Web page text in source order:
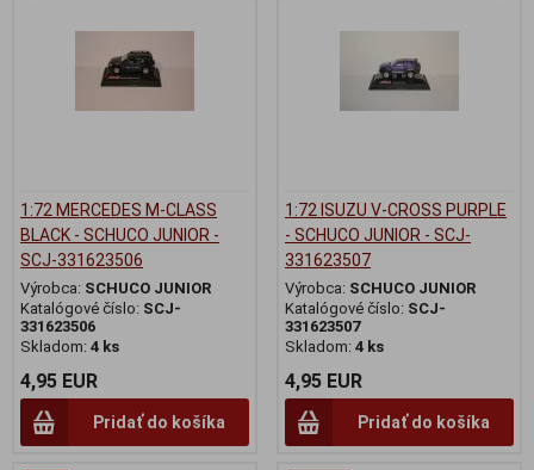
1:72 MERCEDES M-CLASS
BLACK - SCHUCO JUNIOR -
SCJ-331623506
Výrobca: SCHUCO JUNIOR
Katalógové číslo: SCJ-
331623506
Skladom: 4 ks
4,95 EUR
Pridať do košíka
1:72 ISUZU V-CROSS PURPLE
- SCHUCO JUNIOR - SCJ-
331623507
Výrobca: SCHUCO JUNIOR
Katalógové číslo: SCJ-
331623507
Skladom: 4 ks
4,95 EUR
Pridať do košíka